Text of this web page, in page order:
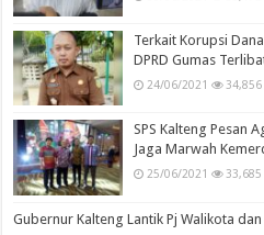
Terkait Korupsi
DPRD Gumas
24/06/2021 34,856
SPS Kalteng Pesan
Jaga Marwah
25/06/2021 33,685
Gubernur Kalteng Lantik Pj Walikota